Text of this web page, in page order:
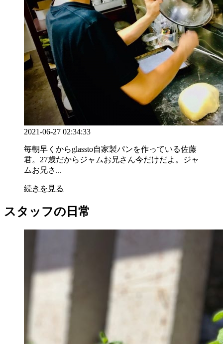
2021-06-27 02:34:33
毎朝早くからglassto自家製パンを作っている佐藤
君。27歳だからジャムお兄さん今だけだよ。ジャ
ムお兄さ...
続きを見る
スタッフの日常